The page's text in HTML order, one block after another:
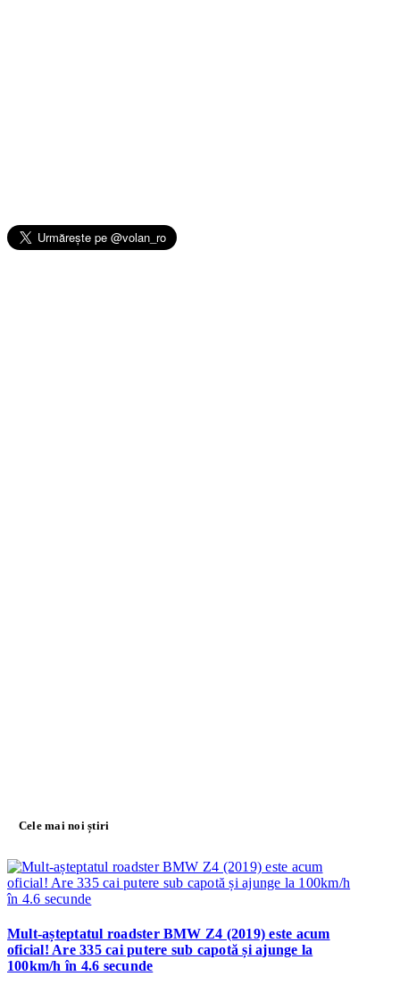
Cele mai noi știri
Mult-așteptatul roadster BMW Z4 (2019) este acum
oficial! Are 335 cai putere sub capotă și ajunge la
100km/h în 4.6 secunde